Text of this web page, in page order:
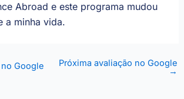
Abroad e este programa mudou
a minha vida.
Google Próxima avaliação no Google
→